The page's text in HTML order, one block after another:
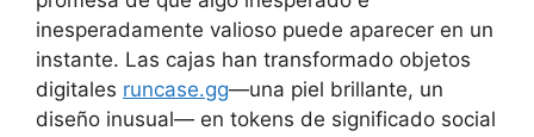
inesperadamente valioso puede aparecer en un
instante. Las cajas han transformado objetos
digitales runcase.gg—una piel brillante, un
diseño inusual— en tokens de significado social